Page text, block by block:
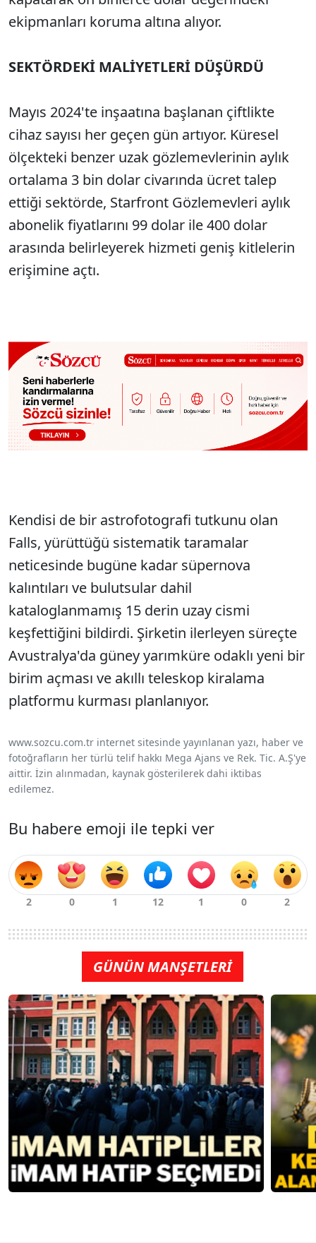
ekipmanları koruma altına alıyor.
SEKTÖRDEKİ MALİYETLERİ DÜŞÜRDÜ
Mayıs 2024'te inşaatına başlanan çiftlikte
cihaz sayısı her geçen gün artıyor. Küresel
ölçekteki benzer uzak gözlemevlerinin aylık
ortalama 3 bin dolar civarında ücret talep
ettiği sektörde, Starfront Gözlemevleri aylık
abonelik fiyatlarını 99 dolar ile 400 dolar
arasında belirleyerek hizmeti geniş kitlelerin
erişimine açtı.
Kendisi de bir astrofotografi tutkunu olan
Falls, yürüttüğü sistematik taramalar
neticesinde bugüne kadar süpernova
kalıntıları ve bulutsular dahil
kataloglanmamış 15 derin uzay cismi
keşfettiğini bildirdi. Şirketin ilerleyen süreçte
Avustralya'da güney yarımküre odaklı yeni bir
birim açması ve akıllı teleskop kiralama
platformu kurması planlanıyor.
www.sozcu.com.tr internet sitesinde yayınlanan yazı, haber ve
fotoğrafların her türlü telif hakkı Mega Ajans ve Rek. Tic. A.Ş'ye
aittir. İzin alınmadan, kaynak gösterilerek dahi iktibas
edilemez.
Bu habere emoji ile tepki ver
GÜNÜN MANŞETLERİ